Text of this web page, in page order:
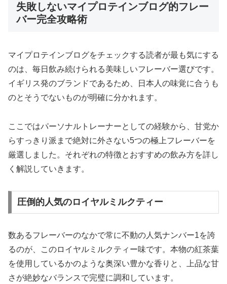
失敗しないマイプロテインブログ的フレー
バー完全攻略術
マイプロテインブログをチェックする読者が最も気にする
のは、毎日飲み続けられる美味しいフレーバー選びです。
イギリス発のブランドであるため、日本人の味覚に合うも
のとそうでないものが明確に分かれます。
ここではパーソナルトレーナーとしての経験から、甘党か
らすっきり派まで絶対に外さない5つの極上フレーバーを
厳選しました。それぞれの特徴とおすすめの飲み方を詳し
く解説していきます。
圧倒的人気のロイヤルミルクティー
数あるフレーバーのなかで常に不動の人気ナンバー1を誇
るのが、このロイヤルミルクティー味です。本物の紅茶葉
を使用しているかのような奥深い豊かな香りと、上品な甘
さが絶妙なバランスで完璧に調和しています。